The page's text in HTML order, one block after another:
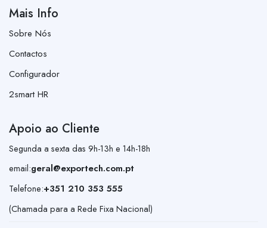
Mais Info
Sobre Nós
Contactos
Configurador
2smart HR
Apoio ao Cliente
Segunda a sexta das 9h-13h e 14h-18h
email:geral@exportech.com.pt
Telefone:+351 210 353 555
(Chamada para a Rede Fixa Nacional)